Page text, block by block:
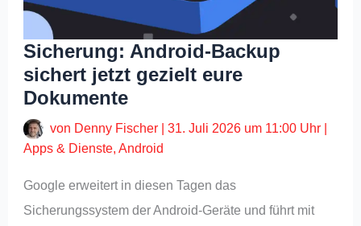
Sicherung: Android-Backup
sichert jetzt gezielt eure
Dokumente
von Denny Fischer |31. Juli 2026 um 11:00 Uhr
Apps & Dienste,Android
Google erweitert in diesen Tagen das
Sicherungssystem der Android-Geräte und führt mit